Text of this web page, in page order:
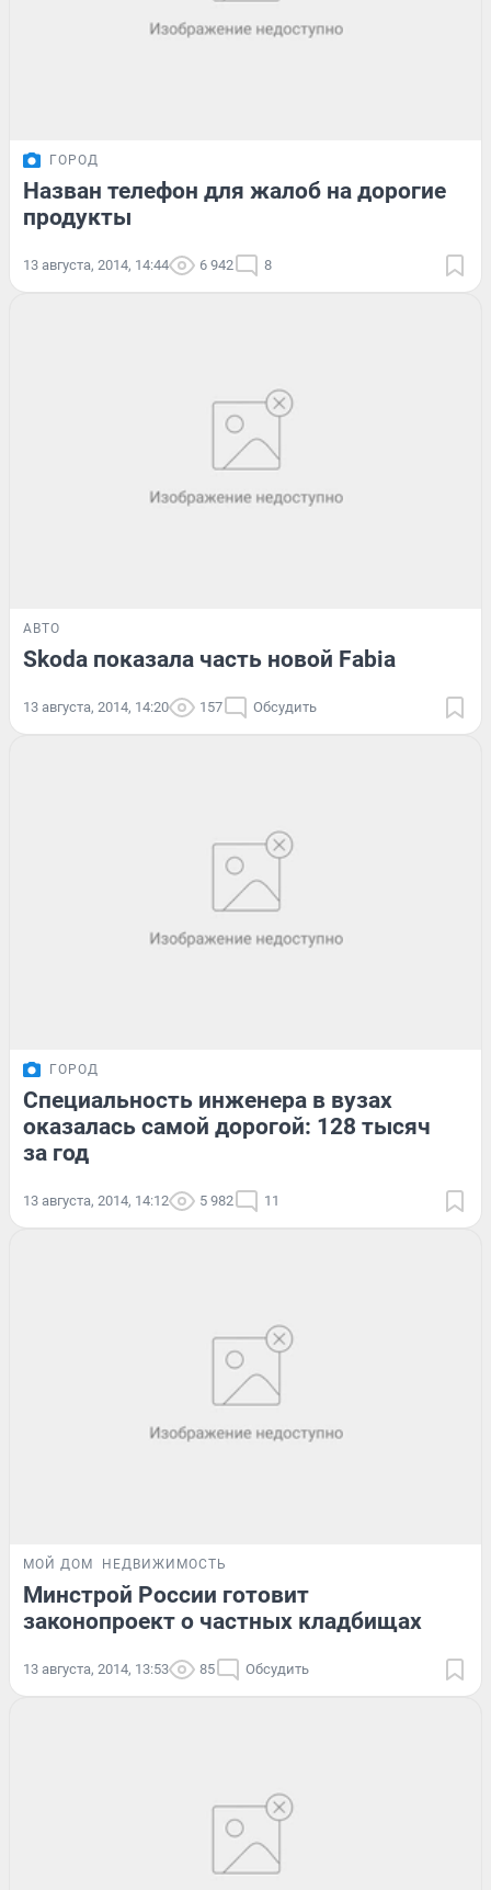
ГОРОД
Назван телефон для жалоб на дорогие
продукты
13 августа, 2014, 14:44 6 942 8
АВТО
Skoda показала часть новой Fabia
13 августа, 2014, 14:20 157 Обсудить
ГОРОД
Специальность инженера в вузах
оказалась самой дорогой: 128 тысяч
за год
13 августа, 2014, 14:12 5 982 11
МОЙ ДОМ НЕДВИЖИМОСТЬ
Минстрой России готовит
законопроект о частных кладбищах
13 августа, 2014, 13:53 85 Обсудить